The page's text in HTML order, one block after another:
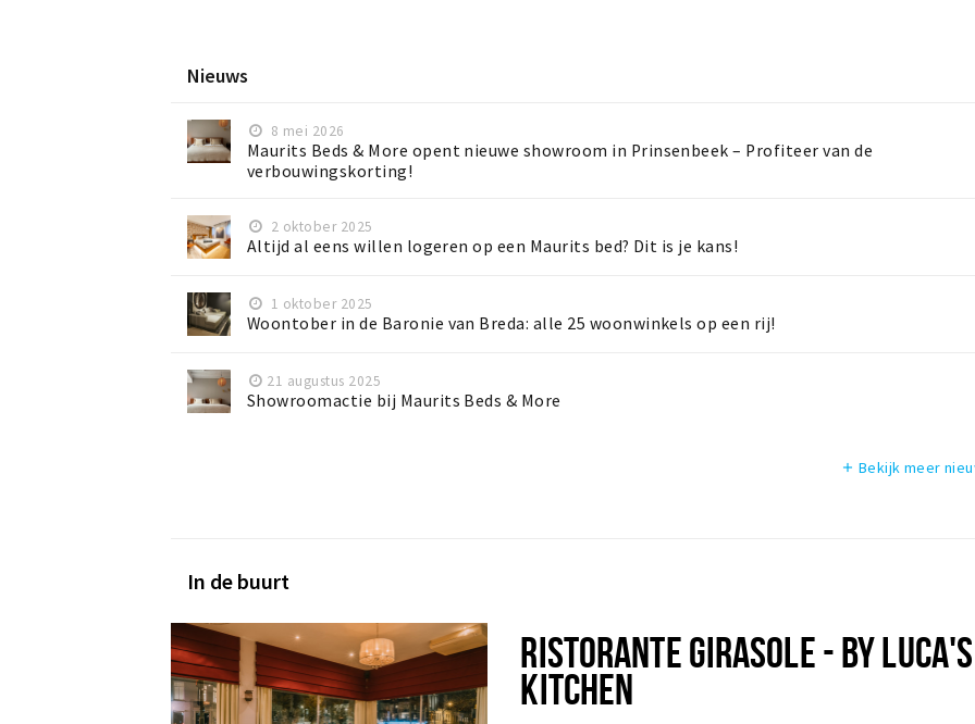
Nieuws
8 mei 2026
Maurits Beds & More opent nieuwe showroom in Prinsenbeek – Profiteer van de
verbouwingskorting!
2 oktober 2025
Altijd al eens willen logeren op een Maurits bed? Dit is je kans!
1 oktober 2025
Woontober in de Baronie van Breda: alle 25 woonwinkels op een rij!
21 augustus 2025
Showroomactie bij Maurits Beds & More
add Bekijk meer
In de buurt
RISTORANTE GIRASOLE - BY LUCA'S
KITCHEN